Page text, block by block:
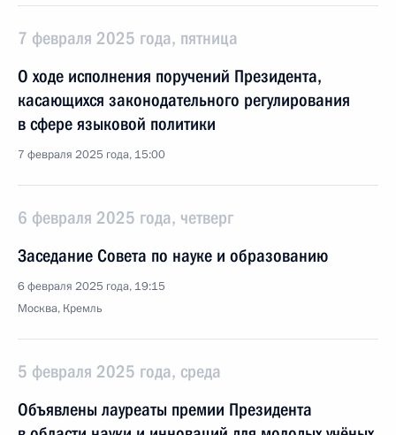
7 февраля 2025 года, пятница
О ходе исполнения поручений Президента,
касающихся законодательного регулирования
в сфере языковой политики
7 февраля 2025 года, 15:00
6 февраля 2025 года, четверг
Заседание Совета по науке и образованию
6 февраля 2025 года, 19:15
Москва, Кремль
5 февраля 2025 года, среда
Объявлены лауреаты премии Президента